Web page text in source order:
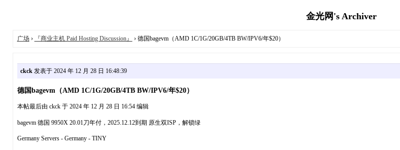
金光网's Archiver
广场 › 『商业主机 Paid Hosting Discussion』 › 德国bagevm（AMD 1C/1G/20GB/4TB BW/IPV6/年$20）
ckck发表于 2024 年 12 月 28 日 16:48:39
德国bagevm（AMD 1C/1G/20GB/4TB BW/IPV6/年$20）
本帖最后由 ckck 于 2024 年 12 月 28 日 16:54 编辑
bagevm 德国 9950X 20.01刀年付，2025.12.12到期 原生双ISP，解锁绿
Germany Servers - Germany - TINY